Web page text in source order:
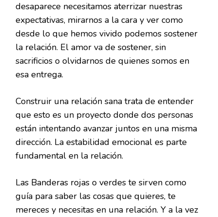
desaparece necesitamos aterrizar nuestras
expectativas, mirarnos a la cara y ver como
desde lo que hemos vivido podemos sostener
la relación. El amor va de sostener, sin
sacrificios o olvidarnos de quienes somos en
esa entrega.
Construir una relación sana trata de entender
que esto es un proyecto donde dos personas
están intentando avanzar juntos en una misma
dirección. La estabilidad emocional es parte
fundamental en la relación.
Las Banderas rojas o verdes te sirven como
guía para saber las cosas que quieres, te
mereces y necesitas en una relación. Y a la vez